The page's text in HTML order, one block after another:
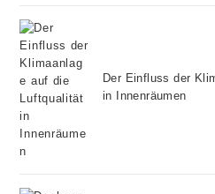
Der Einfluss der
in Innenräumen